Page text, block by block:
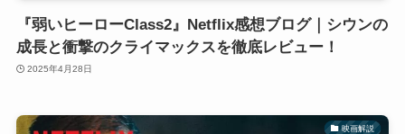
『弱いヒーローClass2』Netflix感想ブログ｜シウンの
成長と衝撃のクライマックスを徹底レビュー！
2025年4月28日
映画解説